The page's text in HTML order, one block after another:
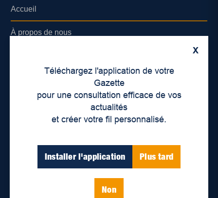
X
Téléchargez l'application de votre
Gazette
pour une consultation efficace de vos
actualités
et créer votre fil personnalisé.
Installer l'application Plus tard
Non
Accueil
À propos de nous
Lieux de distribution